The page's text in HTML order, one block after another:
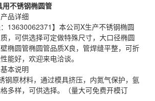
不锈钢椭圆管
品详细
13630062371】本公司X生产不锈钢椭圆
，可供选择可定做特殊尺寸，大口径椭圆
椭圆管椭圆管品质X良，管焊缝平整，可折
能好，欢迎来电洽谈。
本说明
钢原材料，通过模具挤压，内氮气保护，氩
多样，可供选择。（量大可免费开模订